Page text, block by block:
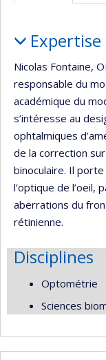
Nicolas Fontaine,
responsable du
académique du
s’intéresse au
ophtalmiques
de la correction
binoculaire. Il
l’optique de l’oeil,
aberrations du
rétinienne.
Disciplines
Optométrie
Sciences